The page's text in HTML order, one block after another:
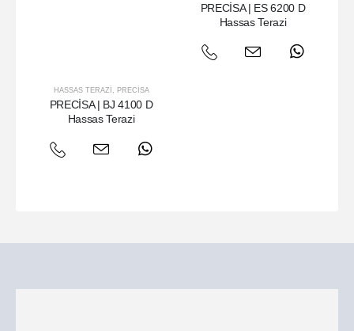
HASSAS TERAZI , PRECISA
PRECİSA | BJ 4100 D
Hassas Terazi
PRECİSA | ES 6200 D
Hassas Terazi